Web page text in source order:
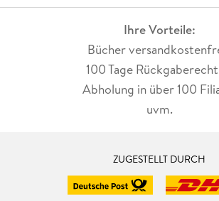
Ihre Vorteile:
Bücher
100 Tage
Abholung in über 100
uvm.
ZUGESTELLT DURCH